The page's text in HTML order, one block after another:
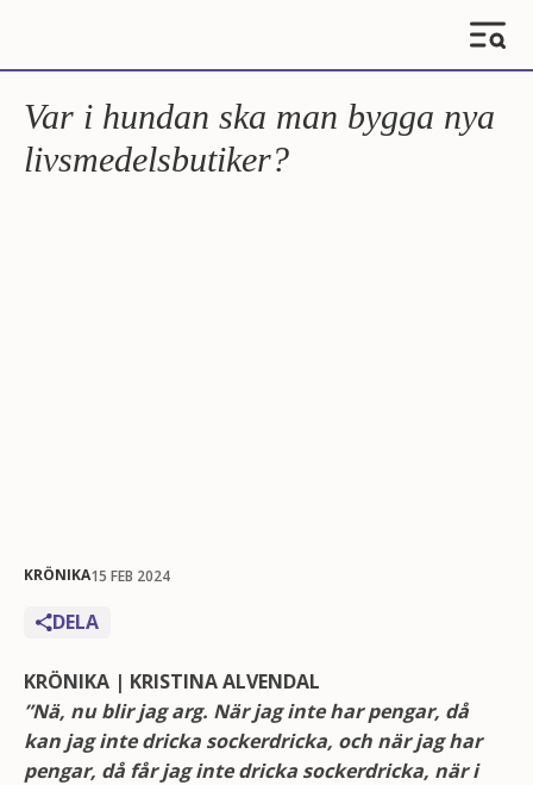
Var i hundan ska man bygga nya
livsmedelsbutiker?
KRÖNIKA15 FEB 2024
DELA
KRÖNIKA | KRISTINA ALVENDAL
”Nä, nu blir jag arg. När jag inte har pengar, då
kan jag inte dricka sockerdricka, och när jag har
pengar, då får jag inte dricka sockerdricka, när i